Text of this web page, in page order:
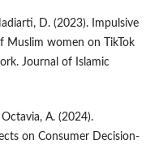
D. (2023). Impulsive
Muslim women on TikTok
Journal of Islamic
Octavia, A. (2024).
on Consumer Decision-